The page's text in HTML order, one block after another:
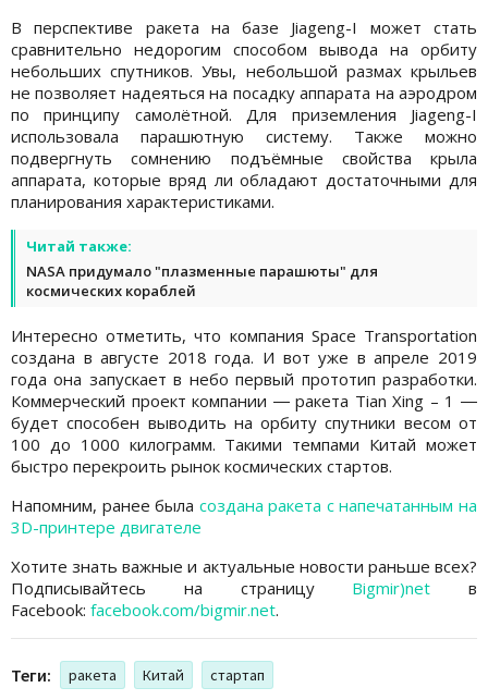
В перспективе ракета на базе Jiageng-I может стать
сравнительно недорогим способом вывода на орбиту
небольших спутников. Увы, небольшой размах крыльев
не позволяет надеяться на посадку аппарата на аэродром
по принципу самолётной. Для приземления Jiageng-I
использовала парашютную систему. Также можно
подвергнуть сомнению подъёмные свойства крыла
аппарата, которые вряд ли обладают достаточными для
планирования характеристиками.
Читай также:
NASA придумало "плазменные парашюты" для
космических кораблей
Интересно отметить, что компания Space Transportation
создана в августе 2018 года. И вот уже в апреле 2019
года она запускает в небо первый прототип разработки.
Коммерческий проект компании ― ракета Tian Xing – 1 ―
будет способен выводить на орбиту спутники весом от
100 до 1000 килограмм. Такими темпами Китай может
быстро перекроить рынок космических стартов.
Напомним, ранее была создана ракета с напечатанным на
3D-принтере двигателе
Хотите знать важные и актуальные новости раньше всех?
Подписывайтесь на страницу Bigmir)net в
Facebook: facebook.com/bigmir.net.
Теги: ракета Китай стартап